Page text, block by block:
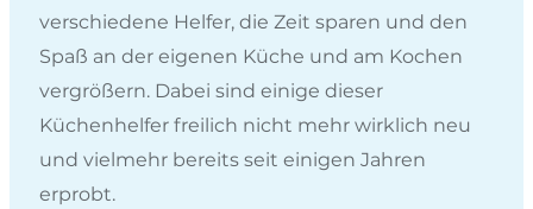
verschiedene Helfer, die Zeit sparen und den
Spaß an der eigenen Küche und am Kochen
vergrößern. Dabei sind einige dieser
Küchenhelfer freilich nicht mehr wirklich neu
und vielmehr bereits seit einigen Jahren
erprobt.